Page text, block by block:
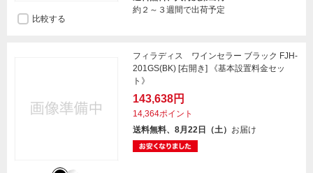
約２～３週間で出荷予定
比較する
フィラディス ワインセラー ブラック FJH-
201GS(BK) [右開き] 《基本設置料金セッ
ト》
143,638円
14,364ポイント
送料無料、8月22日（土） お届け